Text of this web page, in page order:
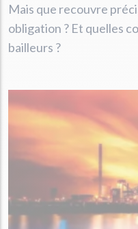
Mais que recouvre
obligation ? Et quelles
bailleurs ?